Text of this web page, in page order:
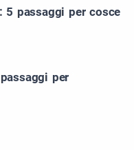
5 passaggi per cosce
per